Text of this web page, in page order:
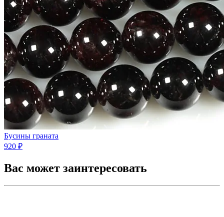
Бусины граната
920 ₽
Вас может заинтересовать